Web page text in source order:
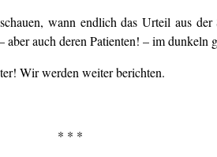
wann endlich das Urteil aus
auch deren Patienten! – im dunkeln
Wir werden weiter berichten.
* * *